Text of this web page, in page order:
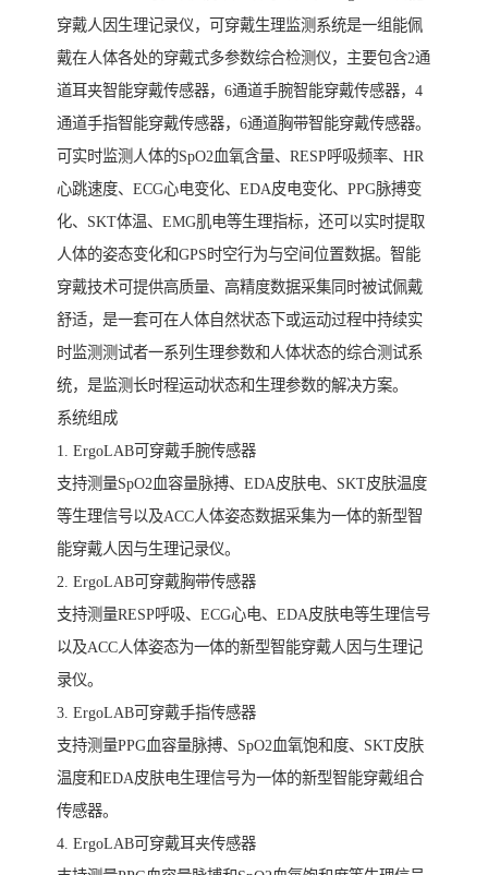
穿戴人因生理记录仪，可穿戴生理监测系统是一组能佩
戴在人体各处的穿戴式多参数综合检测仪，主要包含2通
道耳夹智能穿戴传感器，6通道手腕智能穿戴传感器，4
通道手指智能穿戴传感器，6通道胸带智能穿戴传感器。
可实时监测人体的SpO2血氧含量、RESP呼吸频率、HR
心跳速度、ECG心电变化、EDA皮电变化、PPG脉搏变
化、SKT体温、EMG肌电等生理指标，还可以实时提取
人体的姿态变化和GPS时空行为与空间位置数据。智能
穿戴技术可提供高质量、高精度数据采集同时被试佩戴
舒适，是一套可在人体自然状态下或运动过程中持续实
时监测测试者一系列生理参数和人体状态的综合测试系
统，是监测长时程运动状态和生理参数的解决方案。
系统组成
1. ErgoLAB可穿戴手腕传感器
支持测量SpO2血容量脉搏、EDA皮肤电、SKT皮肤温度
等生理信号以及ACC人体姿态数据采集为一体的新型智
能穿戴人因与生理记录仪。
2. ErgoLAB可穿戴胸带传感器
支持测量RESP呼吸、ECG心电、EDA皮肤电等生理信号
以及ACC人体姿态为一体的新型智能穿戴人因与生理记
录仪。
3. ErgoLAB可穿戴手指传感器
支持测量PPG血容量脉搏、SpO2血氧饱和度、SKT皮肤
温度和EDA皮肤电生理信号为一体的新型智能穿戴组合
传感器。
4. ErgoLAB可穿戴耳夹传感器